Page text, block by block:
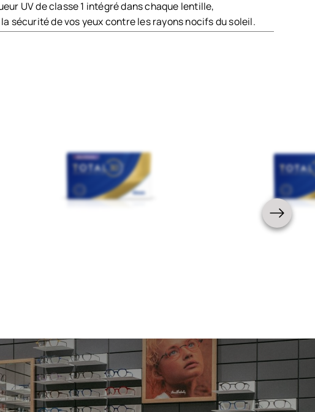
UV de classe 1 intégré dans chaque lentille,
sécurité de vos yeux contre les rayons nocifs du soleil.